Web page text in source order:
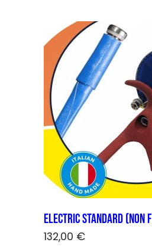
Electric STANDARD (non
132,00 €